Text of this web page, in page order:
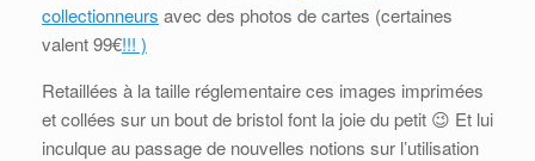
collectionneurs avec des photos de cartes (certaines
valent 99€!!! )
Retaillées à la taille réglementaire ces images imprimées
et collées sur un bout de bristol font la joie du petit 😉 Et lui
inculque au passage de nouvelles notions sur l’utilisation